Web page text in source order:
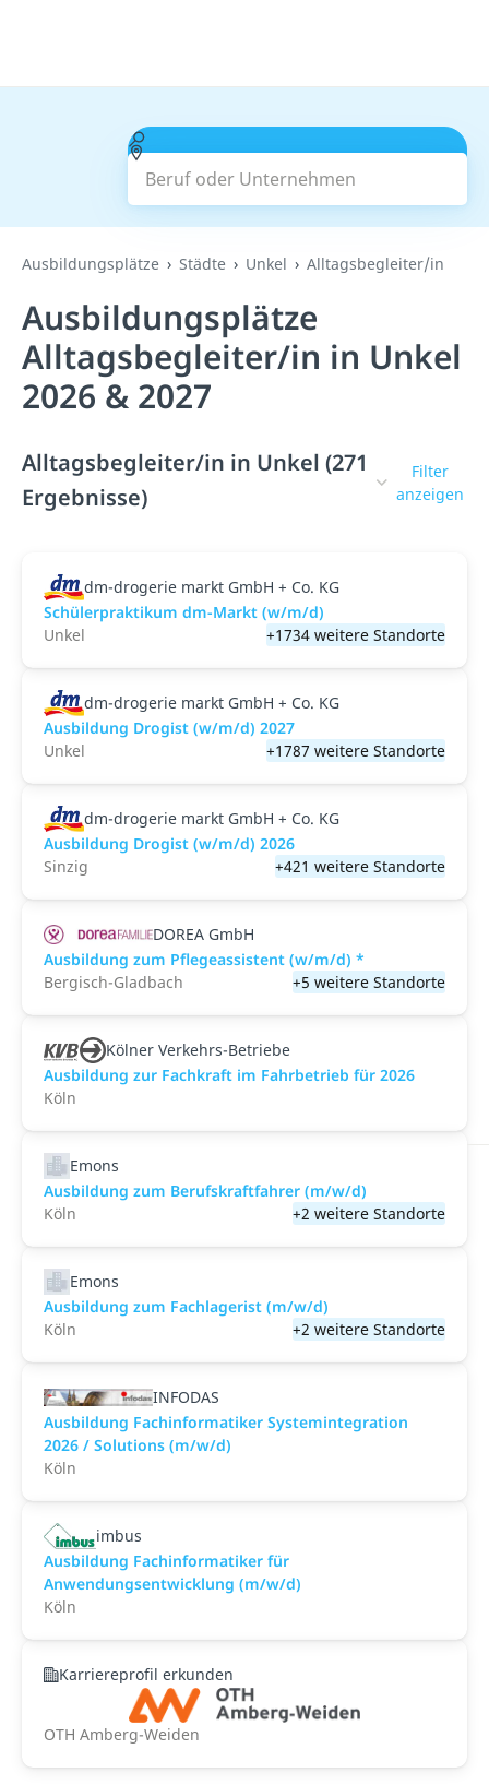
Beruf oder Unternehmen
Suchen
Ausbildungsplätze Städte Unkel Alltagsbegleiter/in
Ausbildungsplätze
Alltagsbegleiter/in in Unkel
2026 & 2027
Alltagsbegleiter/in in Unkel (271
Ergebnisse)
Filter
anzeigen
dm-drogerie markt GmbH + Co. KG
Schülerpraktikum dm-Markt (w/m/d)
Unkel
+1734 weitere Standorte
dm-drogerie markt GmbH + Co. KG
Ausbildung Drogist (w/m/d) 2027
Unkel
+1787 weitere Standorte
dm-drogerie markt GmbH + Co. KG
Ausbildung Drogist (w/m/d) 2026
Sinzig
+421 weitere Standorte
DOREA GmbH
Ausbildung zum Pflegeassistent (w/m/d) *
Bergisch-Gladbach
+5 weitere Standorte
Kölner Verkehrs-Betriebe
Ausbildung zur Fachkraft im Fahrbetrieb für 2026
Köln
Emons
Ausbildung zum Berufskraftfahrer (m/w/d)
Köln
+2 weitere Standorte
Emons
Ausbildung zum Fachlagerist (m/w/d)
Köln
+2 weitere Standorte
INFODAS
Ausbildung Fachinformatiker Systemintegration
2026 / Solutions (m/w/d)
Köln
imbus
Ausbildung Fachinformatiker für
Anwendungsentwicklung (m/w/d)
Köln
Karriereprofil erkunden
OTH Amberg-Weiden